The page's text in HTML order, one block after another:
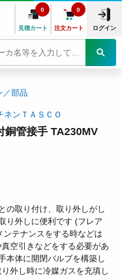
見積カート
0
注文カート
0
ログイン
部品
ネンＴＡＳＣＯ
銅管接手 TA230MV
の取り付け、取り外しがし
り外しに便利です (フレア
テナンスをする時などは
空引きなどをする必要があ
本体に開閉バルブを構築し
外し時に冷媒ガスを充填し